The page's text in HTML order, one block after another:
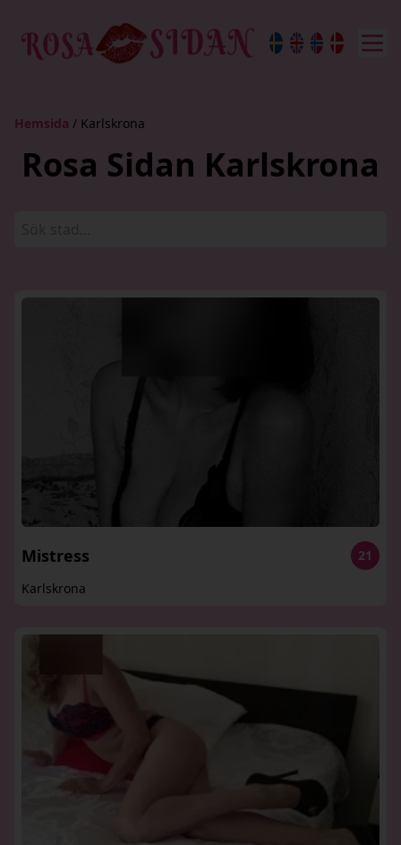
Hemsida / Karlskrona
Rosa Sidan Karlskrona
Mistress
21
Karlskrona